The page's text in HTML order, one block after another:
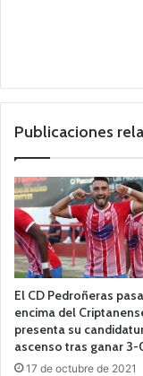
Publicaciones
El CD Pedroñeras
encima del
presenta su
ascenso tras ganar 3-
17 de octubre de 2021